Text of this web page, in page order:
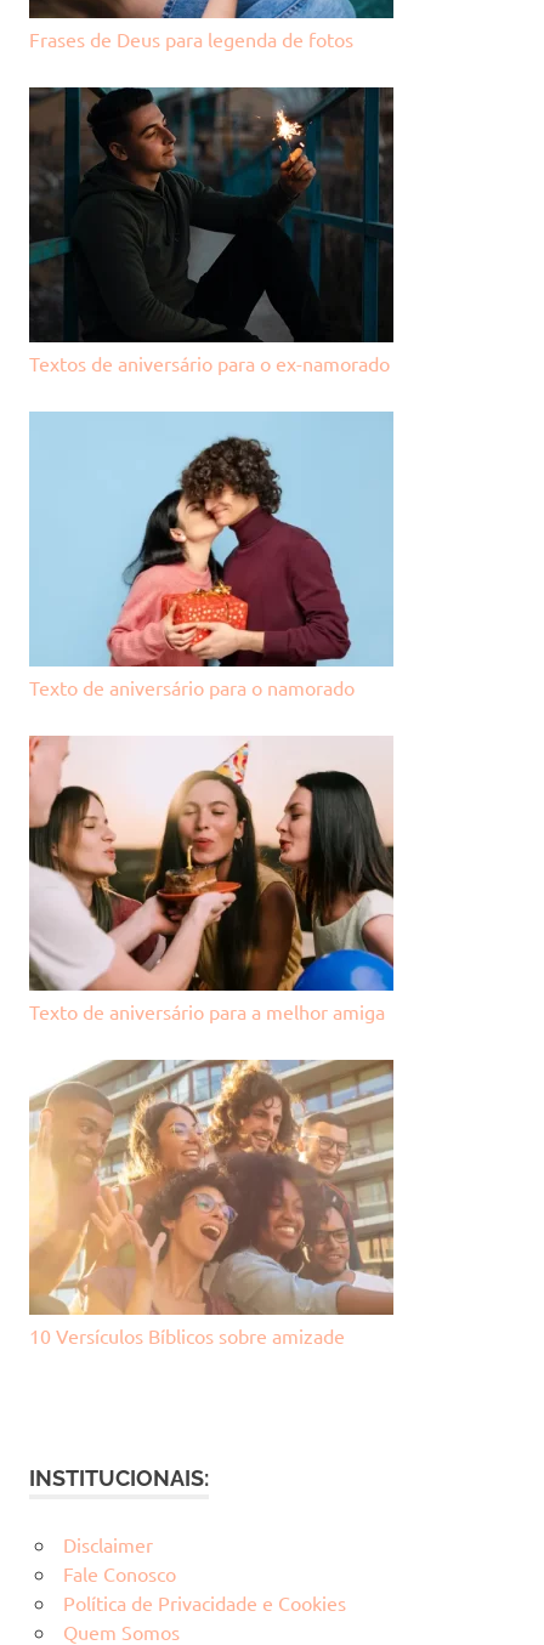
Frases de Deus para legenda de fotos
Textos de aniversário para o ex-namorado
Texto de aniversário para o namorado
Texto de aniversário para a melhor amiga
10 Versículos Bíblicos sobre amizade
INSTITUCIONAIS:
Disclaimer
Fale Conosco
Política de Privacidade e Cookies
Quem Somos